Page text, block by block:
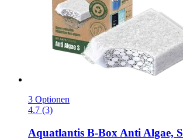
3 Optionen
4.7 (3)
Aquatlantis B-​Box Anti Algae, S